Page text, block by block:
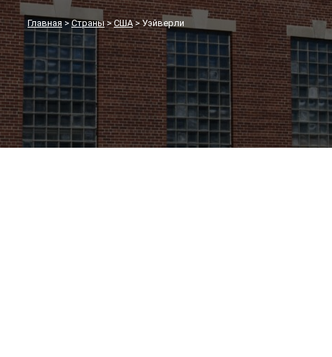
Главная>Страны>США>Уэйверли